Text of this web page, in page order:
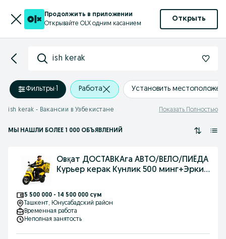
Продолжить в приложении
Открывайте OLX одним касанием
Открыть
ish kerak
Фильтры·1 Работа Установить
ish kerak - Вакансии в Узбекистане Показать Полностью
МЫ НАШЛИ БОЛЕЕ 1 000 ОБЪЯВЛЕНИЙ
Овқат ДОСТАВКАга АВТО/ВЕЛО/ПИЁДА
Курьер керак Кунлик 500 минг+Эркин
5 500 000 - 14 500 000 сум
Ташкент, Юнусабадский район
Временная работа
Неполная занятость